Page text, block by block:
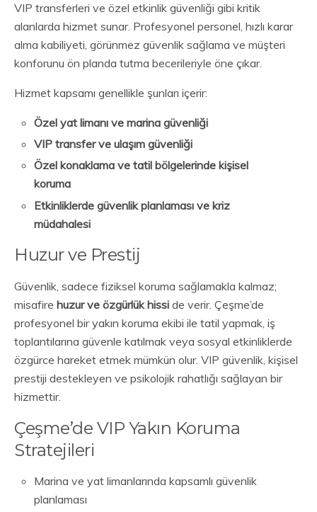
VIP transferleri ve özel etkinlik güvenliği gibi kritik
alanlarda hizmet sunar. Profesyonel personel, hızlı karar
alma kabiliyeti, görünmez güvenlik sağlama ve müşteri
konforunu ön planda tutma becerileriyle öne çıkar.
Hizmet kapsamı genellikle şunları içerir:
Özel yat limanı ve marina güvenliği
VIP transfer ve ulaşım güvenliği
Özel konaklama ve tatil bölgelerinde kişisel
koruma
Etkinliklerde güvenlik planlaması ve kriz
müdahalesi
Huzur ve Prestij
Güvenlik, sadece fiziksel koruma sağlamakla kalmaz;
misafire huzur ve özgürlük hissi de verir. Çeşme’de
profesyonel bir yakın koruma ekibi ile tatil yapmak, iş
toplantılarına güvenle katılmak veya sosyal etkinliklerde
özgürce hareket etmek mümkün olur. VIP güvenlik, kişisel
prestiji destekleyen ve psikolojik rahatlığı sağlayan bir
hizmettir.
Çeşme’de VIP Yakın Koruma
Stratejileri
Marina ve yat limanlarında kapsamlı güvenlik
planlaması